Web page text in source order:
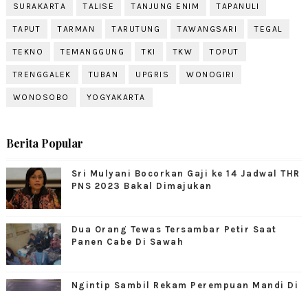
SURAKARTA TALISE TANJUNG ENIM TAPANULI
TAPUT TARMAN TARUTUNG TAWANGSARI TEGAL
TEKNO TEMANGGUNG TKI TKW TOPUT
TRENGGALEK TUBAN UPGRIS WONOGIRI
WONOSOBO YOGYAKARTA
Berita Popular
Sri Mulyani Bocorkan Gaji ke 14 Jadwal THR
PNS 2023 Bakal Dimajukan
Dua Orang Tewas Tersambar Petir Saat
Panen Cabe Di Sawah
Ngintip Sambil Rekam Perempuan Mandi Di